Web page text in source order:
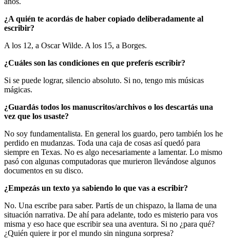
¿A quién te acordás de haber copiado deliberadamente al
escribir?
A los 12, a Oscar Wilde. A los 15, a Borges.
¿Cuáles son las condiciones en que preferís escribir?
Si se puede lograr, silencio absoluto. Si no, tengo mis músicas
mágicas.
¿Guardás todos los manuscritos/archivos o los descartás una
vez que los usaste?
No soy fundamentalista. En general los guardo, pero también los he
perdido en mudanzas. Toda una caja de cosas así quedó para
siempre en Texas. No es algo necesariamente a lamentar. Lo mismo
pasó con algunas computadoras que murieron llevándose algunos
documentos en su disco.
¿Empezás un texto ya sabiendo lo que vas a escribir?
No. Una escribe para saber. Partís de un chispazo, la llama de una
situación narrativa. De ahí para adelante, todo es misterio para vos
misma y eso hace que escribir sea una aventura. Si no ¿para qué?
¿Quién quiere ir por el mundo sin ninguna sorpresa?